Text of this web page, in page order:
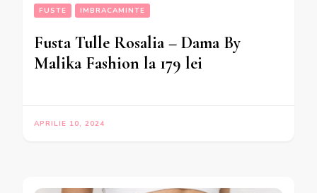
FUSTE IMBRACAMINTE
Fusta Tulle Rosalia – Dama By
Malika Fashion la 179 lei
APRILIE 10, 2024